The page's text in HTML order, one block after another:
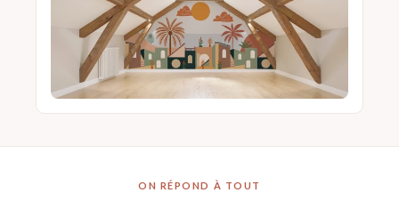
ON RÉPOND À TOUT